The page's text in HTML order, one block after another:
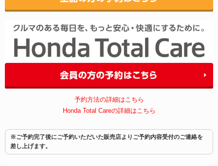
予約方法の詳細はこちら
Honda Total Careの詳細はこちら
※ご予約完了後にご予約いただいた販売店よりご予約内容受付のご連絡を
差し上げます。